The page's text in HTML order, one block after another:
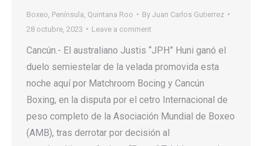
Boxeo Península Quintana Roo By Juan Carlos Gutierrez
28 octubre, 2023
Leave a comment
Cancún.- El australiano Justis “JPH” Huni ganó el
duelo semiestelar de la velada promovida esta
noche aquí por Matchroom Bocing y Cancún
Boxing, en la disputa por el cetro Internacional de
peso completo de la Asociación Mundial de Boxeo
(AMB), tras derrotar por decisión al